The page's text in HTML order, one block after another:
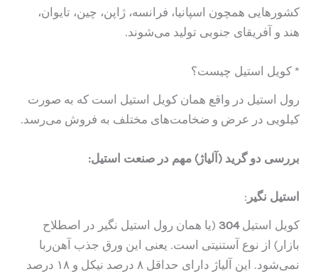
کشورهایی همچون اسپانیا، فرانسه، ژاپن، چین، تایوان،
هند و آفریقای جنوبی تولید می‌شوند.
* کویل استیل چیست؟
رول استیل در واقع همان کویل استیل است که به صورت
کیلویی در عرض و ضخامت‌های مختلف به فروش می‌رسد.
بررسی دو گرید (آلیاژ) مهم در صنعت استیل:
استیل نگیر :
کویل استیل 304
(یا همان رول استیل نگیر در اصطلاح
بازار) از نوع آستنیتی است. یعنی این ورق جذب آهن‌ربا
نمی‌شود. این آلیاژ دارای حداقل ۸ درصد نیکل و ۱۸ درصد